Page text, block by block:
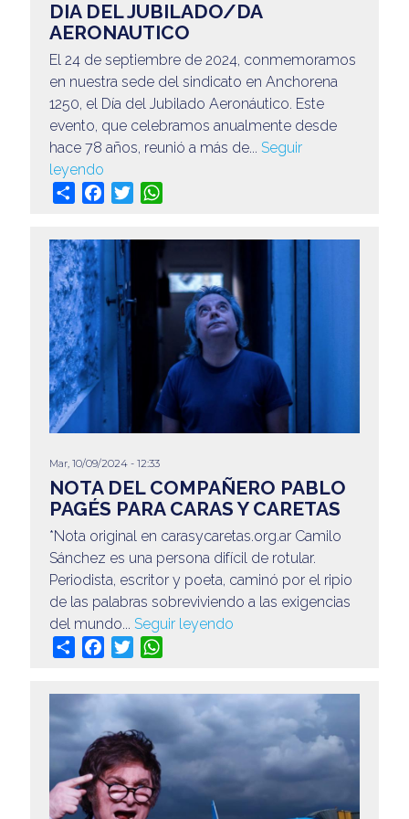
DIA DEL JUBILADO/DA
AERONAUTICO
El 24 de septiembre de 2024, conmemoramos
en nuestra sede del sindicato en Anchorena
1250, el Día del Jubilado Aeronáutico. Este
evento, que celebramos anualmente desde
hace 78 años, reunió a más de... Seguir
leyendo
Share Facebook
Twitter
Mar, 10/09/2024 - 12:33
NOTA DEL COMPAÑERO PABLO
PAGÉS PARA CARAS Y CARETAS
*Nota original en carasycaretas.org.ar Camilo
Sánchez es una persona difícil de rotular.
Periodista, escritor y poeta, caminó por el ripio
de las palabras sobreviviendo a las exigencias
del mundo... Seguir leyendo
Share Facebook
Twitter